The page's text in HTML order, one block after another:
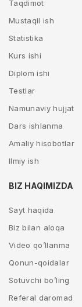
Taqdimot
Mustaqil ish
Statistika
Kurs ishi
Diplom ishi
Testlar
Namunaviy hujjat
Dars ishlanma
Amaliy hisobotlar
Ilmiy ish
BIZ HAQIMIZDA
Sayt haqida
Biz bilan aloqa
Video qo’llanma
Qonun-qoidalar
Sotuvchi bo’ling
Referal daromad